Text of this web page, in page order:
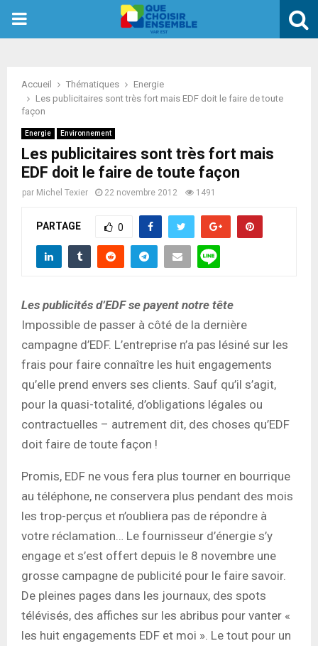
PRIMARY
Accueil Thématiques
Energie
Les publicitaires sont très fort mais EDF doit le faire de toute
façon
Energie Environnement
Les publicitaires sont très fort mais
EDF doit le faire de toute façon
par Michel Texier 22 novembre 2012 1491
PARTAGE 0
Les publicités d’EDF se payent notre tête
Impossible de passer à côté de la dernière
campagne d’EDF. L’entreprise n’a pas lésiné sur les
frais pour faire connaître les huit engagements
qu’elle prend envers ses clients. Sauf qu’il s’agit,
pour la quasi-totalité, d’obligations légales ou
contractuelles – autrement dit, des choses qu’EDF
doit faire de toute façon !
Promis, EDF ne vous fera plus tourner en bourrique
au téléphone, ne conservera plus pendant des mois
les trop-perçus et n’oubliera pas de répondre à
votre réclamation… Le fournisseur d’énergie s’y
engage et s’est offert depuis le 8 novembre une
grosse campagne de publicité pour le faire savoir.
De pleines pages dans les journaux, des spots
télévisés, des affiches sur les abribus pour vanter «
les huit engagements EDF et moi ». Le tout pour un